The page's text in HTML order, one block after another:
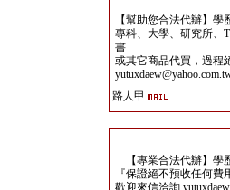
【幫助您合法代辦】
專科、大學、研究所、
書
或其它商品代買，過程
路人甲
【專業合法代辦】學
『保證絕不預收任何
歡迎來信洽詢